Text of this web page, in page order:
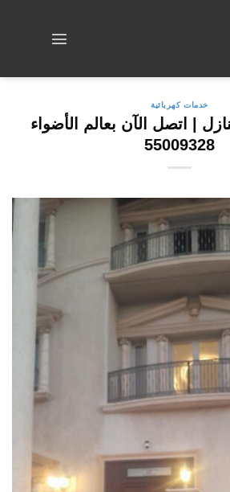
خدمات كهربائية
| اتصل الآن بعالم الأضواء
55009328